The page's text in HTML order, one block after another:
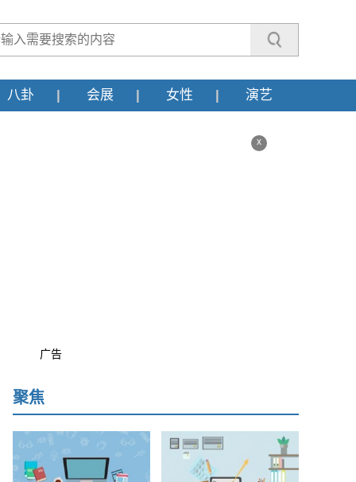
八卦 会展 女性 演艺
x
广告
聚焦